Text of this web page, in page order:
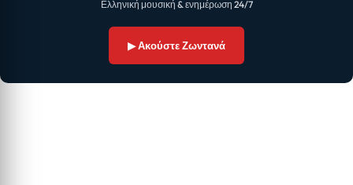
Ελληνική μουσική & ενημέρωση 24/7
▶ Ακούστε Ζωντανά